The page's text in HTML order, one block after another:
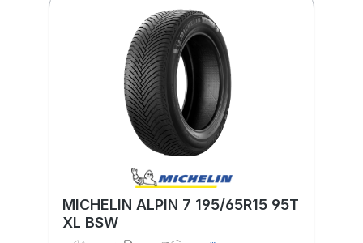
MICHELIN ALPIN 7 195/65R15 95T
XL BSW